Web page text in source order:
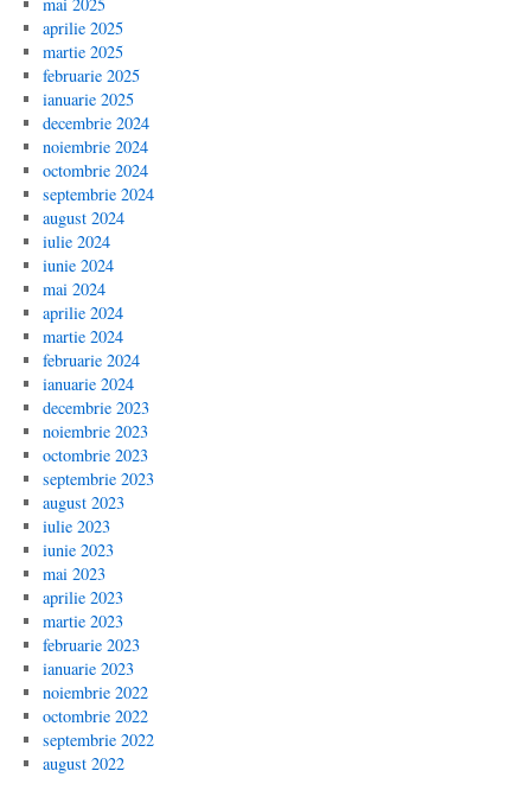
aprilie 2025
martie 2025
februarie 2025
ianuarie 2025
decembrie 2024
noiembrie 2024
octombrie 2024
septembrie 2024
august 2024
iulie 2024
iunie 2024
mai 2024
aprilie 2024
martie 2024
februarie 2024
ianuarie 2024
decembrie 2023
noiembrie 2023
octombrie 2023
septembrie 2023
august 2023
iulie 2023
iunie 2023
mai 2023
aprilie 2023
martie 2023
februarie 2023
ianuarie 2023
noiembrie 2022
octombrie 2022
septembrie 2022
august 2022